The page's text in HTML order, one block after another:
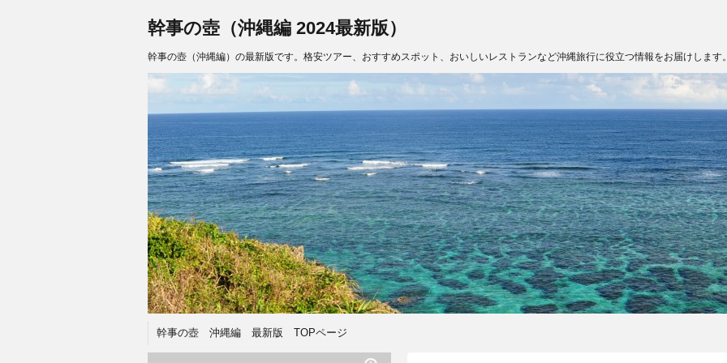
幹事の壺（沖縄編 2024最新版）
幹事の壺（沖縄編）の最新版です。格安ツアー、おすすめスポット、おいしいレストランなど沖縄旅行に役立つ情報をお届けします
幹事の壺 沖縄編 最新版 TOPページ